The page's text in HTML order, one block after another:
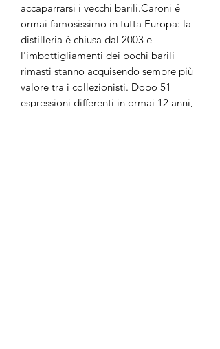
accaparrarsi i vecchi barili.Caroni é
ormai famosissimo in tutta Europa: la
distilleria è chiusa dal 2003 e
l'imbottigliamenti dei pochi barili
rimasti stanno acquisendo sempre più
valore tra i collezionisti. Dopo 51
espressioni differenti in ormai 12 anni,